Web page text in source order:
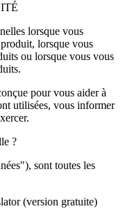
lorsque vous
lorsque vous
ou lorsque vous vous
pour vous aider à
utilisées, vous informer
?
sont toutes les
(version gratuite)